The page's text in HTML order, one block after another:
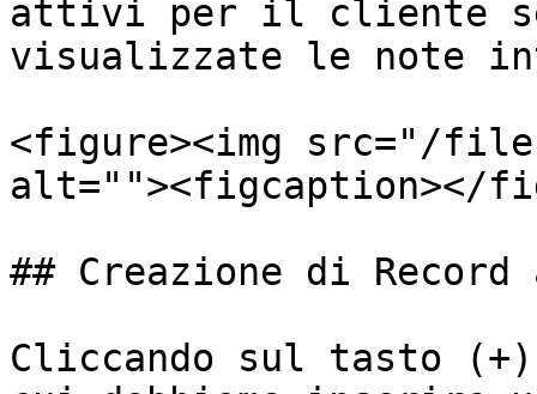
attivi per il cliente
visualizzate le note
<figure><img src="/files/
alt=""><figcaption></
## Creazione di
Cliccando sul tasto